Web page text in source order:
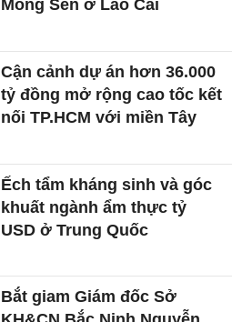
Móng Sến ở Lào Cai
Cận cảnh dự án hơn 36.000
tỷ đồng mở rộng cao tốc kết
nối TP.HCM với miền Tây
Ếch tẩm kháng sinh và góc
khuất ngành ẩm thực tỷ
USD ở Trung Quốc
Bắt giam Giám đốc Sở